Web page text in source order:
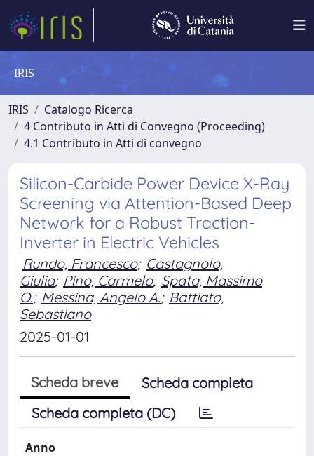
IRIS
IRIS
Catalogo Ricerca
4 Contributo in Atti di Convegno (Proceeding)
4.1 Contributo in Atti di convegno
Silicon-Carbide Power Device X-Ray
Screening via Attention-Based Deep
Network for a Robust Traction-
Inverter in Electric Vehicles
Rundo, Francesco; Castagnolo,
Giulia; Pino, Carmelo; Spata, Massimo
O.; Messina, Angelo A.; Battiato,
Sebastiano
2025-01-01
Scheda breve
Scheda completa
Scheda completa (DC)
Anno